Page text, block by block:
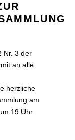
Nr. 3 der
an alle
herzliche
am
19 Uhr